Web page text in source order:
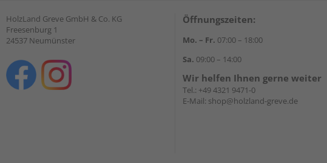
HolzLand Greve GmbH & Co. KG
Freesenburg 1
24537 Neumünster
Öffnungszeiten:
Mo. – Fr. 07:00 – 18:00
Sa. 09:00 – 14:00
Wir helfen Ihnen gerne weiter
Tel.: +49 4321 9471-0
E-Mail: shop@holzland-greve.de